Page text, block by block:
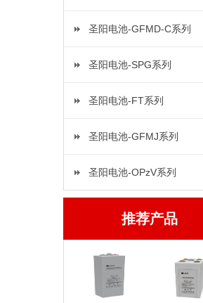
圣阳电池-GFMD-C系列
圣阳电池-SPG系列
圣阳电池-FT系列
圣阳电池-GFMJ系列
圣阳电池-OPzV系列
推荐产品